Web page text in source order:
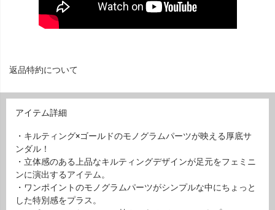
返品特約について
アイテム詳細
・キルティング×ゴールドのモノグラムパーツが映える厚底サ
ンダル！
・立体感のある上品なキルティングデザインが足元をフェミニ
ンに演出するアイテム。
・ワンポイントのモノグラムパーツがシンプルな中にちょっと
した特別感をプラス。